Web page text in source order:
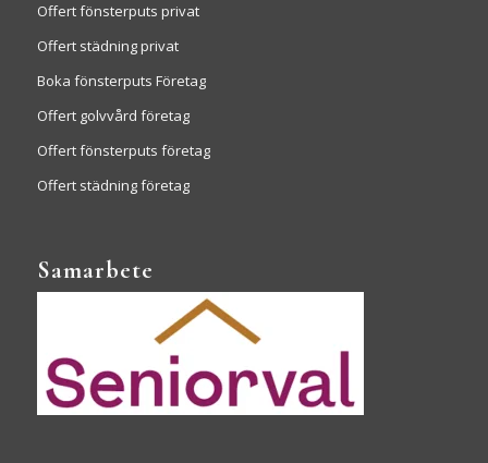
Offert fönsterputs privat
Offert städning privat
Boka fönsterputs Företag
Offert golvvård företag
Offert fönsterputs företag
Offert städning företag
Samarbete